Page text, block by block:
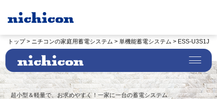
トップ > ニチコンの家庭用蓄電システム > 単機能蓄電システム > ESS-U3S1J
超小型＆軽量で、お求めやすく！一家に一台の蓄電システム